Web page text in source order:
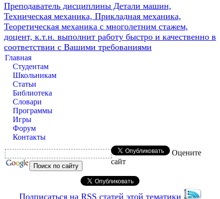
Преподаватель дисциплины Детали машин,
Техническая механика, Прикладная механика,
Теоретическая механика с многолетним стажем,
доцент, к.т.н. выполнит работу быстро и качественно в
соответствии с Вашими требованиями
Главная
Студентам
Школьникам
Статьи
Библиотека
Словари
Программы
Игры
Форум
Контакты
Оцените
сайт
Подписаться на RSS статей этой тематики